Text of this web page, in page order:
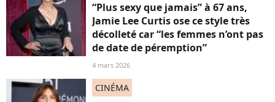
“Plus sexy que jamais” à 67 ans,
Jamie Lee Curtis ose ce style très
décolleté car “les femmes n’ont pas
de date de péremption”
4 mars 2026
CINÉMA